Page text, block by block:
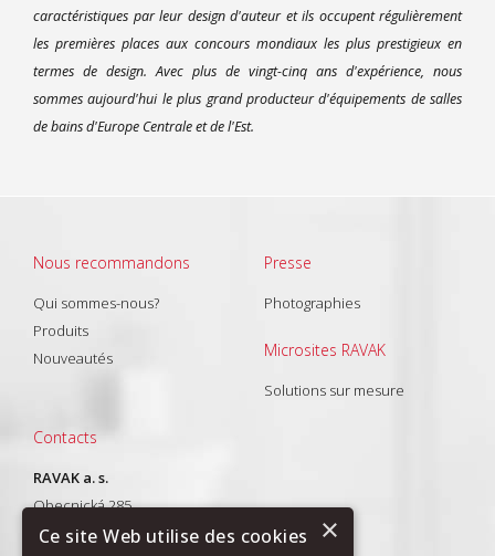
caractéristiques par leur design d'auteur et ils occupent régulièrement
les premières places aux concours mondiaux les plus prestigieux en
termes de design. Avec plus de vingt-cinq ans d'expérience, nous
sommes aujourd'hui le plus grand producteur d'équipements de salles
de bains d'Europe Centrale et de l'Est.
Nous recommandons
Qui sommes-nous?
Produits
Nouveautés
Presse
Photographies
Microsites RAVAK
Solutions sur mesure
Contacts
RAVAK a. s.
Obecnická 285
261 01 Příbram I
×
Ce site Web utilise des cookies